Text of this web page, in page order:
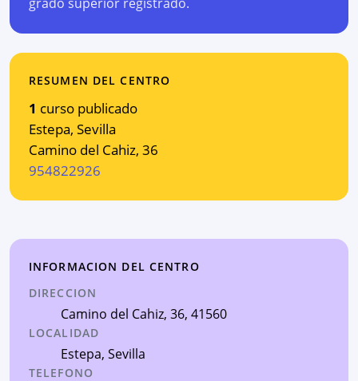
RESUMEN DEL CENTRO
1 curso publicado
Estepa, Sevilla
Camino del Cahiz, 36
954822926
INFORMACION DEL CENTRO
DIRECCION
Camino del Cahiz, 36, 41560
LOCALIDAD
Estepa, Sevilla
TELEFONO